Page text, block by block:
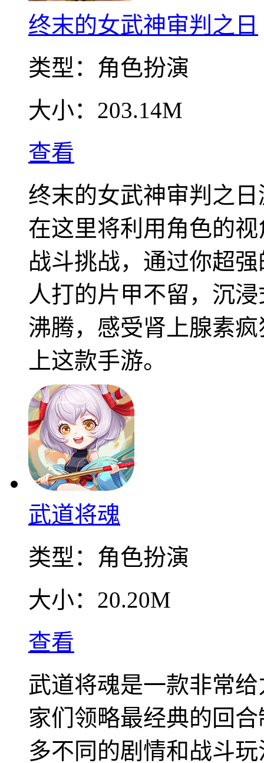
终末的女武神审判之日
类型： 角色扮演
大小： 203.14M
查看
终末的女武神审判之
在这里将利用角色的
战斗挑战，通过你超
人打的片甲不留，沉
沸腾，感受肾上腺素
上这款手游。
武道将魂
类型： 角色扮演
大小： 20.20M
查看
武道将魂是一款非常
家们领略最经典的回
多不同的剧情和战斗